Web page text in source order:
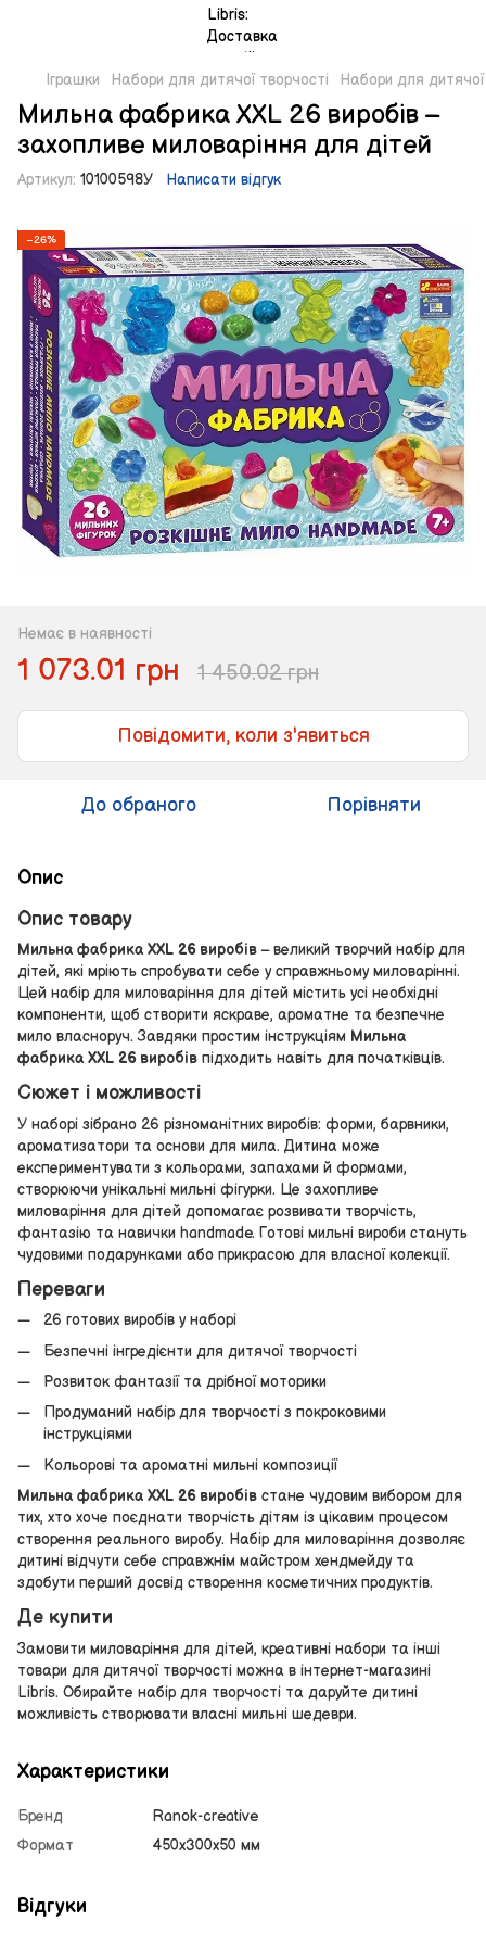
Іграшки Набори для дитячої творчості Набори для
Мильна фабрика XXL 26 виробів –
захопливе миловаріння для дітей
Артикул: 10100598У Написати відгук
−26%
Немає в наявності
1 073.01 грн 1 450.02 грн
Повідомити, коли з'явиться
До обраного Порівняти
Опис
Опис товару
Мильна фабрика XXL 26 виробів– великий творчий набір для
дітей, які мріють спробувати себе у справжньому миловарінні.
Цей набір для миловаріння для дітей містить усі необхідні
компоненти, щоб створити яскраве, ароматне та безпечне
мило власноруч. Завдяки простим інструкціям Мильна
фабрика XXL 26 виробів підходить навіть для початківців.
Сюжет і можливості
У наборі зібрано 26 різноманітних виробів: форми, барвники,
ароматизатори та основи для мила. Дитина може
експериментувати з кольорами, запахами й формами,
створюючи унікальні мильні фігурки. Це захопливе
миловаріння для дітей допомагає розвивати творчість,
фантазію та навички handmade. Готові мильні вироби стануть
чудовими подарунками або прикрасою для власної колекції.
Переваги
26 готових виробів у наборі
Безпечні інгредієнти для дитячої творчості
Розвиток фантазії та дрібної моторики
Продуманий набір для творчості з покроковими
інструкціями
Кольорові та ароматні мильні композиції
Мильна фабрика XXL 26 виробів стане чудовим вибором для
тих, хто хоче поєднати творчість дітям із цікавим процесом
створення реального виробу. Набір для миловаріння дозволяє
дитині відчути себе справжнім майстром хендмейду та
здобути перший досвід створення косметичних продуктів.
Де купити
Замовити миловаріння для дітей, креативні набори та інші
товари для дитячої творчості можна в інтернет-магазині
Libris. Обирайте набір для творчості та даруйте дитині
можливість створювати власні мильні шедеври.
Характеристики
Бренд
Ranok-creative
Формат
450х300х50 мм
Відгуки